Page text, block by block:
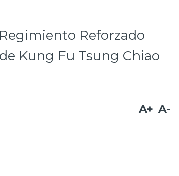
Reforzado
Kung Fu Tsung Chiao
A+ A-